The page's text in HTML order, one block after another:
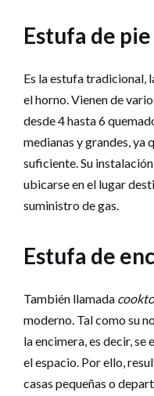
Estufa de pie
Es la estufa tradicional,
el horno. Vienen de
desde 4 hasta 6
medianas y grandes, ya
suficiente. Su
ubicarse en el lugar
suministro de gas.
Estufa de
También llamada
moderno. Tal como su
la encimera, es decir,
el espacio. Por ello,
casas pequeñas o